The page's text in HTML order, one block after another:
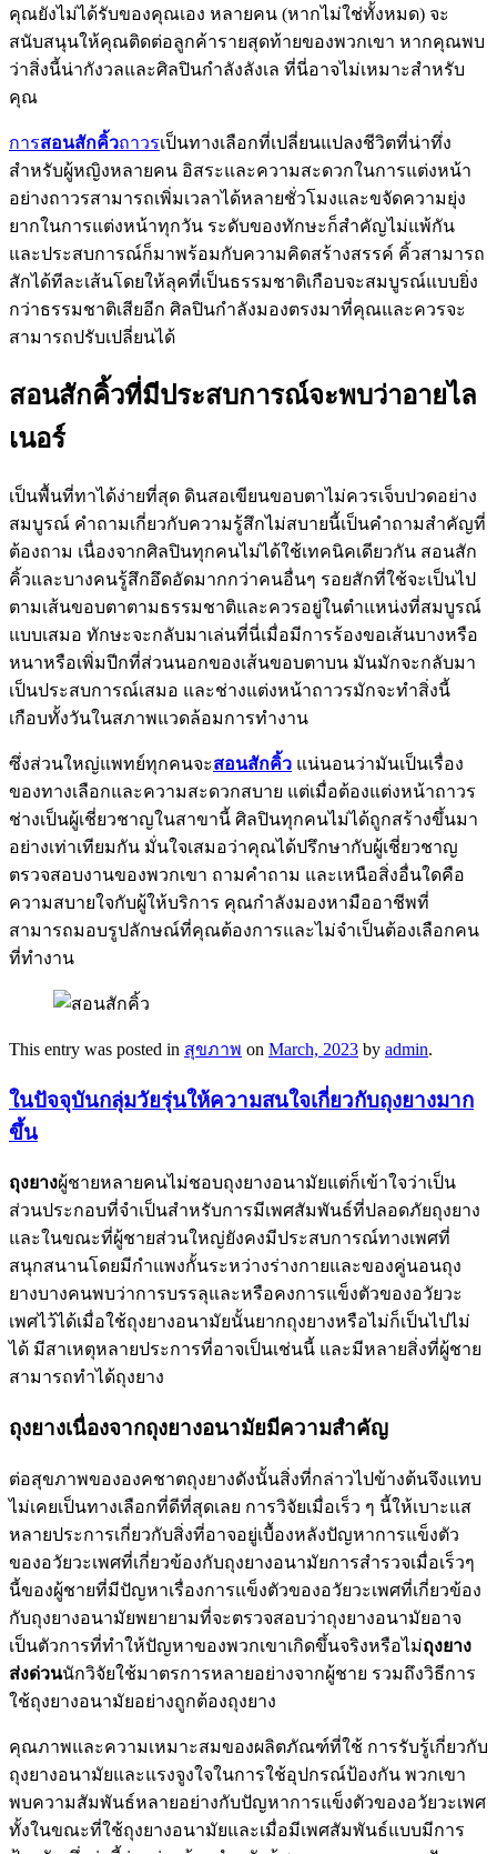
คุณยังไม่ได้รับของคุณเอง หลายคน (หากไม่ใช่ทั้งหมด) จะ
สนับสนุนให้คุณติดต่อลูกค้ารายสุดท้ายของพวกเขา หากคุณพบ
ว่าสิ่งนี้น่ากังวลและศิลปินกำลังลังเล ที่นี่อาจไม่เหมาะสำหรับ
คุณ
การสอนสักคิ้วถาวรเป็นทางเลือกที่เปลี่ยนแปลงชีวิตที่น่าทึ่ง
สำหรับผู้หญิงหลายคน อิสระและความสะดวกในการแต่งหน้า
อย่างถาวรสามารถเพิ่มเวลาได้หลายชั่วโมงและขจัดความยุ่ง
ยากในการแต่งหน้าทุกวัน ระดับของทักษะก็สำคัญไม่แพ้กัน
และประสบการณ์ก็มาพร้อมกับความคิดสร้างสรรค์ คิ้วสามารถ
สักได้ทีละเส้นโดยให้ลุคที่เป็นธรรมชาติเกือบจะสมบูรณ์แบบยิ่ง
กว่าธรรมชาติเสียอีก ศิลปินกำลังมองตรงมาที่คุณและควรจะ
สามารถปรับเปลี่ยนได้
สอนสักคิ้วที่มีประสบการณ์จะพบว่าอายไล
เนอร์
เป็นพื้นที่ทาได้ง่ายที่สุด ดินสอเขียนขอบตาไม่ควรเจ็บปวดอย่าง
สมบูรณ์ คำถามเกี่ยวกับความรู้สึกไม่สบายนี้เป็นคำถามสำคัญที่
ต้องถาม เนื่องจากศิลปินทุกคนไม่ได้ใช้เทคนิคเดียวกัน สอนสัก
คิ้วและบางคนรู้สึกอึดอัดมากกว่าคนอื่นๆ รอยสักที่ใช้จะเป็นไป
ตามเส้นขอบตาตามธรรมชาติและควรอยู่ในตำแหน่งที่สมบูรณ์
แบบเสมอ ทักษะจะกลับมาเล่นที่นี่เมื่อมีการร้องขอเส้นบางหรือ
หนาหรือเพิ่มปีกที่ส่วนนอกของเส้นขอบตาบน มันมักจะกลับมา
เป็นประสบการณ์เสมอ และช่างแต่งหน้าถาวรมักจะทำสิ่งนี้
เกือบทั้งวันในสภาพแวดล้อมการทำงาน
ซึ่งส่วนใหญ่แพทย์ทุกคนจะสอนสักคิ้ว แน่นอนว่ามันเป็นเรื่อง
ของทางเลือกและความสะดวกสบาย แต่เมื่อต้องแต่งหน้าถาวร
ช่างเป็นผู้เชี่ยวชาญในสาขานี้ ศิลปินทุกคนไม่ได้ถูกสร้างขึ้นมา
อย่างเท่าเทียมกัน มั่นใจเสมอว่าคุณได้ปรึกษากับผู้เชี่ยวชาญ
ตรวจสอบงานของพวกเขา ถามคำถาม และเหนือสิ่งอื่นใดคือ
ความสบายใจกับผู้ให้บริการ คุณกำลังมองหามืออาชีพที่
สามารถมอบรูปลักษณ์ที่คุณต้องการและไม่จำเป็นต้องเลือกคน
ที่ทำงาน
This entry was posted in สุขภาพ on March, 2023 by admin.
ในปัจจุบันกลุ่มวัยรุ่นให้ความสนใจเกี่ยวกับถุงยางมาก
ขึ้น
ถุงยางผู้ชายหลายคนไม่ชอบถุงยางอนามัยแต่ก็เข้าใจว่าเป็น
ส่วนประกอบที่จำเป็นสำหรับการมีเพศสัมพันธ์ที่ปลอดภัยถุงยาง
และในขณะที่ผู้ชายส่วนใหญ่ยังคงมีประสบการณ์ทางเพศที่
สนุกสนานโดยมีกำแพงกั้นระหว่างร่างกายและของคู่นอนถุง
ยางบางคนพบว่าการบรรลุและหรือคงการแข็งตัวของอวัยวะ
เพศไว้ได้เมื่อใช้ถุงยางอนามัยนั้นยากถุงยางหรือไม่ก็เป็นไปไม่
ได้ มีสาเหตุหลายประการที่อาจเป็นเช่นนี้ และมีหลายสิ่งที่ผู้ชาย
สามารถทำได้ถุงยาง
ถุงยางเนื่องจากถุงยางอนามัยมีความสำคัญ
ต่อสุขภาพขององคชาตถุงยางดังนั้นสิ่งที่กล่าวไปข้างต้นจึงแทบ
ไม่เคยเป็นทางเลือกที่ดีที่สุดเลย การวิจัยเมื่อเร็ว ๆ นี้ให้เบาะแส
หลายประการเกี่ยวกับสิ่งที่อาจอยู่เบื้องหลังปัญหาการแข็งตัว
ของอวัยวะเพศที่เกี่ยวข้องกับถุงยางอนามัยการสำรวจเมื่อเร็วๆ
นี้ของผู้ชายที่มีปัญหาเรื่องการแข็งตัวของอวัยวะเพศที่เกี่ยวข้อง
กับถุงยางอนามัยพยายามที่จะตรวจสอบว่าถุงยางอนามัยอาจ
เป็นตัวการที่ทำให้ปัญหาของพวกเขาเกิดขึ้นจริงหรือไม่ถุงยาง
ส่งด่วนนักวิจัยใช้มาตรการหลายอย่างจากผู้ชาย รวมถึงวิธีการ
ใช้ถุงยางอนามัยอย่างถูกต้องถุงยาง
คุณภาพและความเหมาะสมของผลิตภัณฑ์ที่ใช้ การรับรู้เกี่ยวกับ
ถุงยางอนามัยและแรงจูงใจในการใช้อุปกรณ์ป้องกัน พวกเขา
พบความสัมพันธ์หลายอย่างกับปัญหาการแข็งตัวของอวัยวะเพศ
ทั้งในขณะที่ใช้ถุงยางอนามัยและเมื่อมีเพศสัมพันธ์แบบมีการ